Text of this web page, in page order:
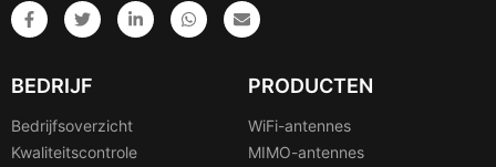
BEDRIJF
Bedrijfsoverzicht
Kwaliteitscontrole
PRODUCTEN
WiFi-antennes
MIMO-antennes